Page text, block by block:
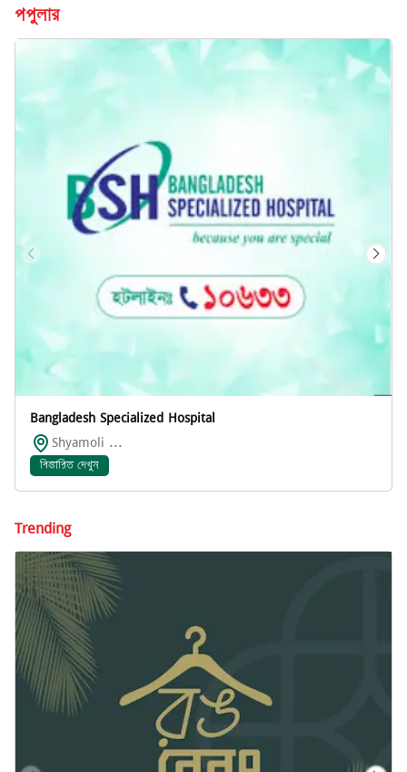
পপুলার
Bangladesh Specialized Hospital
Shyamoli ...
বিস্তারিত দেখুন
Trending